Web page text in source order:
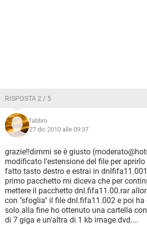
RISPOSTA 2 / 5
fabbro
27 dic 2010 alle 09:37
grazie!!dimmi se è giusto
modificato l'estensione del file per aprirlo
fatto tasto destro e estrai in
primo pacchetto mi diceva che per
mettere il pacchetto dnl.fifa11.00.rar
con "sfoglia" il file dnl.fifa11.002 e poi
solo.alla fine ho ottenuto una cartella
di 7 giga e un'altra di 1 kb image.dvd....